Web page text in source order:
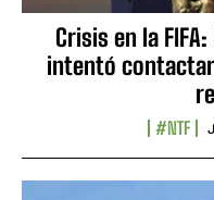
Crisis en la
intentó
#NTF